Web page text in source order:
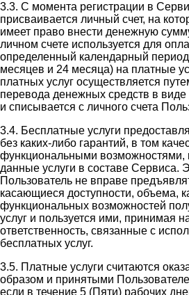
3.3. С момента регистрации в
присваивается личный счет, на
имеет право внести денежную
личном счете используется для
определенный календарный
месяцев и 24 месяца) на платные
платных услуг осуществляется
перевода денежных средств в
и списывается с личного счета
3.4. Бесплатные услуги
без каких-либо гарантий, в том
функциональными возможностями,
данные услуги в составе Сервиса.
Пользователь не вправе
касающиеся доступности, объема,
функциональных возможностей
услуг и пользуется ими, принимая
ответственность, связанные с
бесплатных услуг.
3.5. Платные услуги считаются
образом и принятыми
если в течение 5 (Пяти) рабочих